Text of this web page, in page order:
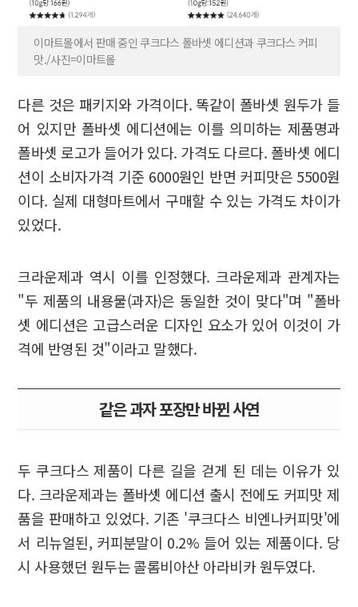
이마트몰에서 판매 중인 쿠크다스 폴바셋 에디션과 쿠크다스 커피
맛./사진=이마트몰
다른 것은 패키지와 가격이다. 똑같이 폴바셋 원두가 들
어 있지만 폴바셋 에디션에는 이를 의미하는 제품명과
폴바셋 로고가 들어가 있다. 가격도 다르다. 폴바셋 에디
션이 소비자가격 기준 6000원인 반면 커피맛은 5500원
이다. 실제 대형마트에서 구매할 수 있는 가격도 차이가
있었다.
크라운제과 역시 이를 인정했다. 크라운제과 관계자는
"두 제품의 내용물(과자)은 동일한 것이 맞다"며 "폴바
셋 에디션은 고급스러운 디자인 요소가 있어 이것이 가
격에 반영된 것"이라고 말했다.
같은 과자 포장만 바뀐 사연
두 쿠크다스 제품이 다른 길을 걷게 된 데는 이유가 있
다. 크라운제과는 폴바셋 에디션 출시 전에도 커피맛 제
품을 판매하고 있었다. 기존 '쿠크다스 비엔나커피맛'에
서 리뉴얼된, 커피분말이 0.2% 들어 있는 제품이다. 당
시 사용했던 원두는 콜롬비아산 아라비카 원두였다.